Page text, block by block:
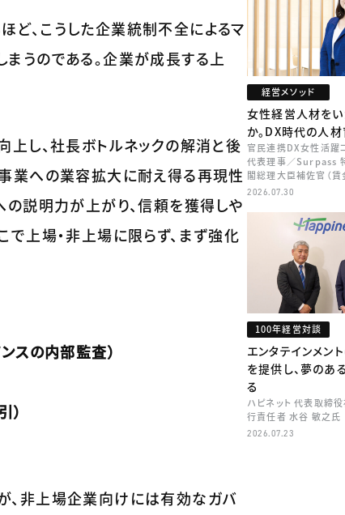
ど、こうした企業統制不全によるマ
うのである。企業が成長する上
上し、社長ボトルネックの解消と後
業への業容拡大に耐え得る再現性
の説明力が上がり、信頼を獲得しや
で上場・非上場に限らず、まず強化
スの内部監査）
）
、非上場企業向けには有効なガバ
経営メソッド
女性経営人材を
か。DX時代の人
官民連携DX女性活躍
代表理事／Surpass
閣総理大臣補佐官（賃
矢田 稚子
2026.07.30
100年経営対談
エンタテインメン
を提供し、夢のあ
る
ハピネット 代表取締
行責任者 水谷 敏之氏
2026.07.23